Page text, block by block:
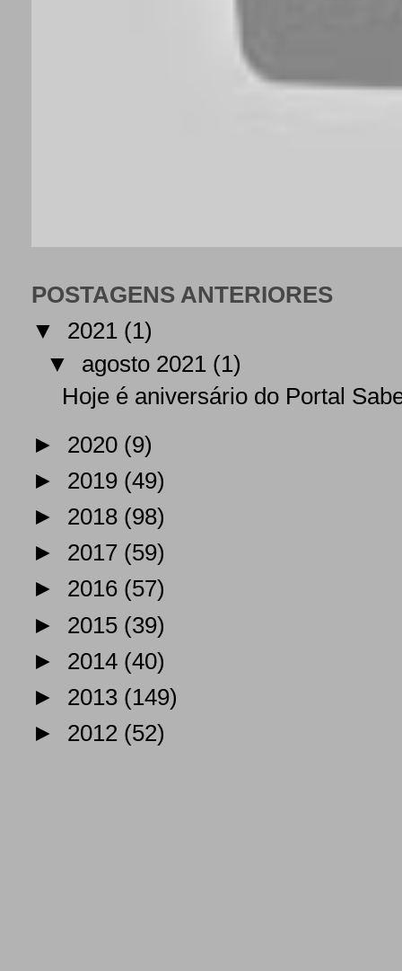
POSTAGENS ANTERIORES
▼ 2021 (1)
▼ agosto 2021 (1)
Hoje é aniversário do Portal
► 2020 (9)
► 2019 (49)
► 2018 (98)
► 2017 (59)
► 2016 (57)
► 2015 (39)
► 2014 (40)
► 2013 (149)
► 2012 (52)